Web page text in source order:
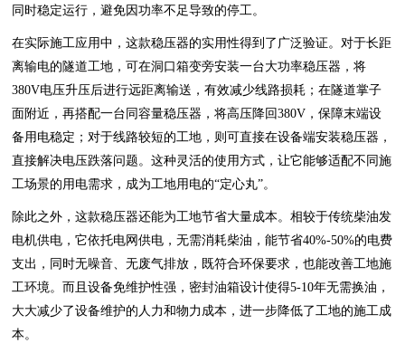
同时稳定运行，避免因功率不足导致的停工。
在实际施工应用中，这款稳压器的实用性得到了广泛验证。对于长距
离输电的隧道工地，可在洞口箱变旁安装一台大功率稳压器，将
380V电压升压后进行远距离输送，有效减少线路损耗；在隧道掌子
面附近，再搭配一台同容量稳压器，将高压降回380V，保障末端设
备用电稳定；对于线路较短的工地，则可直接在设备端安装稳压器，
直接解决电压跌落问题。这种灵活的使用方式，让它能够适配不同施
工场景的用电需求，成为工地用电的“定心丸”。
除此之外，这款稳压器还能为工地节省大量成本。相较于传统柴油发
电机供电，它依托电网供电，无需消耗柴油，能节省40%-50%的电费
支出，同时无噪音、无废气排放，既符合环保要求，也能改善工地施
工环境。而且设备免维护性强，密封油箱设计使得5-10年无需换油，
大大减少了设备维护的人力和物力成本，进一步降低了工地的施工成
本。